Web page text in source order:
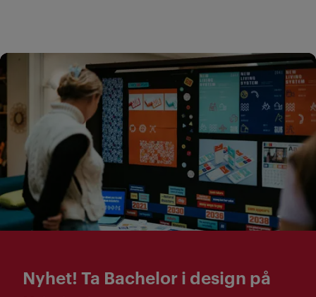
Nyhet! Ta Bachelor i design på